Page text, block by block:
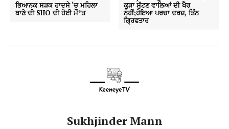
ਭਿਆਨਕ ਸੜਕ ਹਾਦਸੇ ‘ਚ ਮਹਿਲਾ
ਥਾਣੇ ਦੀ SHO ਦੀ ਹੋਈ ਮੌ*ਤ
ਕੂੜਾ ਸੁੱਟਣ ਵਾਲਿਆਂ ਦੀ ਖੈਰ
ਨਹੀਂ;ਹੋਇਆ ਪਰਚਾ ਦਰਜ਼, ਤਿੰਨ
ਗ੍ਰਿਫਤਾਰ
Sukhjinder Mann